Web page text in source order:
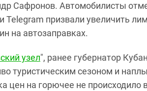
Сафронов. Автомобилисты
Telegram призвали увеличить
на автозаправках.
узел", ранее губернатор
туристическим сезоном и
цен на горючее не